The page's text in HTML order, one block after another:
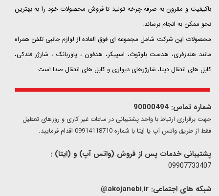
باکیفیت و مقرون به صرفه چرخه تولید تا فروش محصولات خود را به بهترین
نحو ممکن به انجام برساند.
محصولات این شرکت شامل مجموعه ای فوق العاده از لوازم جانبی تلفن همراه
مانند هندزفری، هدست بلوتوث، اسپیکر، هدفون ، پاوربانک ، شارژر فندکی،
کابل های انتقال دیتا، شارژرهای دیواری و کابل های انتقال صدا است.
شماره تماس: 90000494
​​جهت برقراری ارتباط با واحد پشتیبانی در ساعات غیر کاری و روزهای تعطیل
فقط از طریق واتس آپ یا ایتا با شماره 09914118710 اقدام فرمایید.
پشتیبانی خدمات پس از فروش (واتس آپ) و (ایتا) :
09907733407
شبکه های اجتماعی: akojanebi.ir@